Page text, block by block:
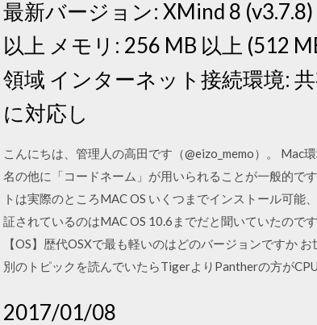
最新バージョン: XMind 8 (v3.7.8)
以上 メモリ: 256 MB 以上 (512
領域 インターネット接続環境:
に対応し
こんにちは、管理人の高田です（@eizo_memo）。
名の他に「コードネーム」が用いられることが一般的で
トは実際のところMAC OS いくつまでインストール可
証されているのはMAC OS 10.6までだと聞いていたの
【OS】歴代OSXで最も軽いのはどのバージョンですか
別のトピックを読んでいたらTigerよりPantherの方が
2017/01/08